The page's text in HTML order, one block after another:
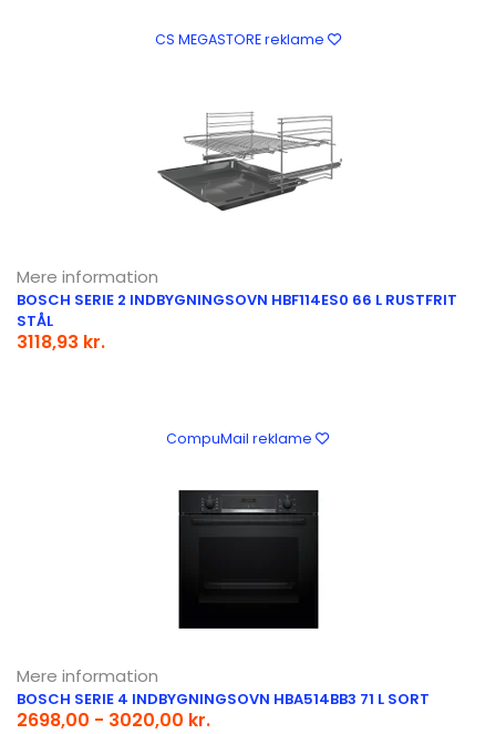
CS MEGASTORE reklame
Mere information
BOSCH SERIE 2 INDBYGNINGSOVN HBF114ES0 66 L RUSTFRIT
STÅL
3118,93 kr.
CompuMail reklame
Mere information
BOSCH SERIE 4 INDBYGNINGSOVN HBA514BB3 71 L SORT
2698,00 - 3020,00 kr.